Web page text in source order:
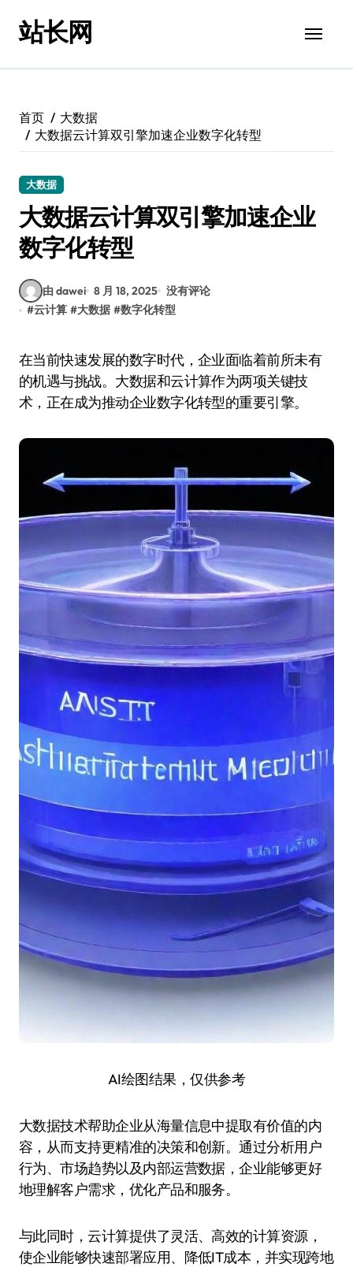
站长网
首页
大数据
大数据云计算双引擎加速企业数字化转型
大数据
大数据云计算双引擎加速企业
数字化转型
由 dawei 8 月 18, 2025 没有评论
#云计算 #大数据 #数字化转型
在当前快速发展的数字时代，企业面临着前所未有
的机遇与挑战。大数据和云计算作为两项关键技
术，正在成为推动企业数字化转型的重要引擎。
AI绘图结果，仅供参考
大数据技术帮助企业从海量信息中提取有价值的内
容，从而支持更精准的决策和创新。通过分析用户
行为、市场趋势以及内部运营数据，企业能够更好
地理解客户需求，优化产品和服务。
与此同时，云计算提供了灵活、高效的计算资源，
使企业能够快速部署应用、降低IT成本，并实现跨地